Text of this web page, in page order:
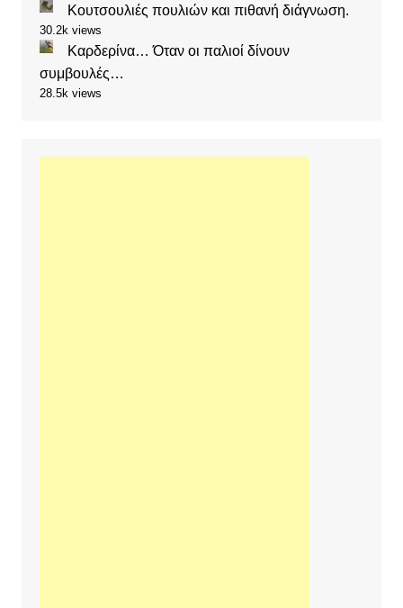
Κουτσουλιές πουλιών και πιθανή διάγνωση.
30.2k views
Καρδερίνα… Όταν οι παλιοί δίνουν
συμβουλές…
28.5k views